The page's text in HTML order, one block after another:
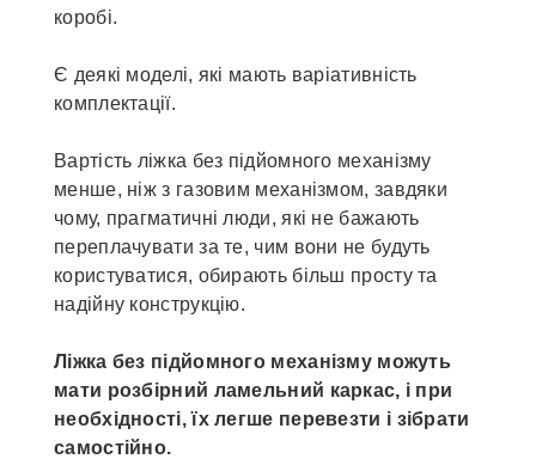
коробі.
Є деякі моделі, які мають варіативність
комплектації.
Вартість ліжка без підйомного механізму
менше, ніж з газовим механізмом, завдяки
чому, прагматичні люди, які не бажають
переплачувати за те, чим вони не будуть
користуватися, обирають більш просту та
надійну конструкцію.
Ліжка без підйомного механізму можуть
мати розбірний ламельний каркас, і при
необхідності, їх легше перевезти і зібрати
самостійно.